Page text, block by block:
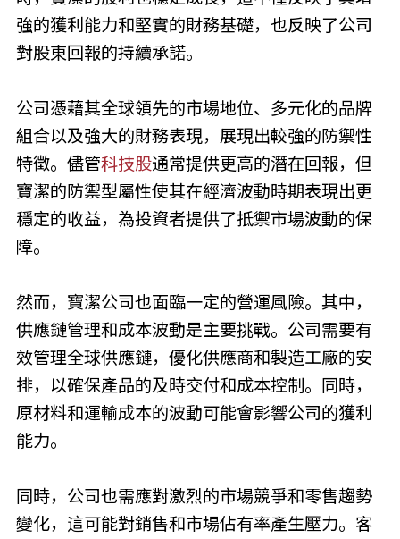
強的獲利能力和堅實的財務基礎，也反映了公司
對股東回報的持續承諾。
公司憑藉其全球領先的市場地位、多元化的品牌
組合以及強大的財務表現，展現出較強的防禦性
特徵。儘管科技股通常提供更高的潛在回報，但
寶潔的防禦型屬性使其在經濟波動時期表現出更
穩定的收益，為投資者提供了抵禦市場波動的保
障。
然而，寶潔公司也面臨一定的營運風險。其中，
供應鏈管理和成本波動是主要挑戰。公司需要有
效管理全球供應鏈，優化供應商和製造工廠的安
排，以確保產品的及時交付和成本控制。同時，
原材料和運輸成本的波動可能會影響公司的獲利
能力。
同時，公司也需應對激烈的市場競爭和零售趨勢
變化，這可能對銷售和市場佔有率產生壓力。客